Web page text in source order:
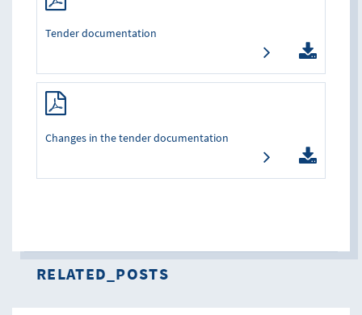
Tender documentation
Changes in the tender documentation
RELATED_POSTS